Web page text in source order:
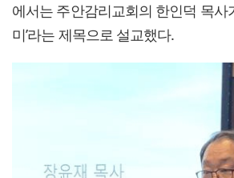
에서는 주안감리교회의 한인덕 목사
미’라는 제목으로 설교했다.